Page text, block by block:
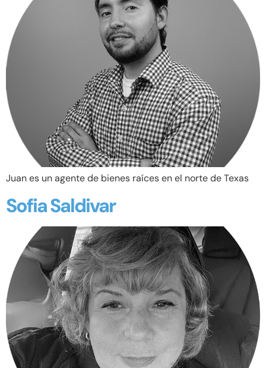
Juan es un agente de bienes raíces en el norte de Texas
Sofia Saldivar